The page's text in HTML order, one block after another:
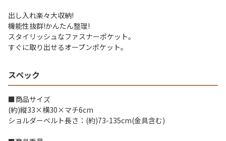
出し入れ楽々大収納!
機能性抜群!かんたん整理!
スタイリッシュなファスナーポケット。
すぐに取り出せるオープンポケット。
スペック
■商品サイズ
(約)縦33×横30×マチ6cm
ショルダーベルト長さ：(約)73-135cm(金具含む)